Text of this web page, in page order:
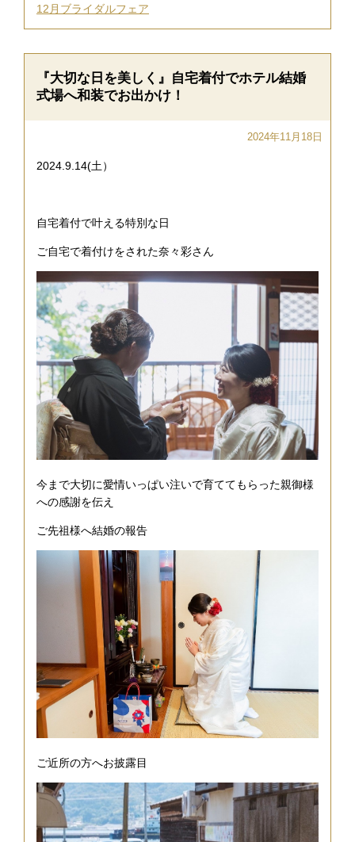
12月ブライダルフェア
『大切な日を美しく』自宅着付でホテル結婚
式場へ和装でお出かけ！
2024年11月18日
2024.9.14(土）
自宅着付で叶える特別な日
ご自宅で着付けをされた奈々彩さん
今まで大切に愛情いっぱい注いで育ててもらった親御様
への感謝を伝え
ご先祖様へ結婚の報告
ご近所の方へお披露目